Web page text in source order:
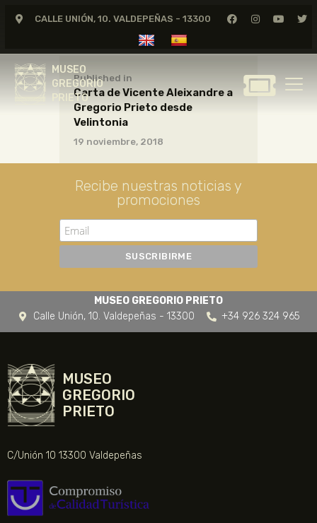
CALLE UNIÓN, 10. VALDEPEÑAS - 13300
MUSEO
GREGORIO
PRIETO
MUSEO
GREGORIO
GREGORIO PRIETO
MUSEO
ARCHIVO
CERTAMEN DE DIBUJO
FUNDACIÓN
TIENDA
NOTICIAS
Published in
Carta de Vicente Aleixandre a
Gregorio Prieto desde
Velintonia
19 noviembre, 2018
Recibe nuestras noticias y
promociones
MUSEO GREGORIO PRIETO
Calle Unión, 10. Valdepeñas - 13300
+34 926 324 965
MUSEO
GREGORIO
PRIETO
C/Unión 10 13300 Valdepeñas